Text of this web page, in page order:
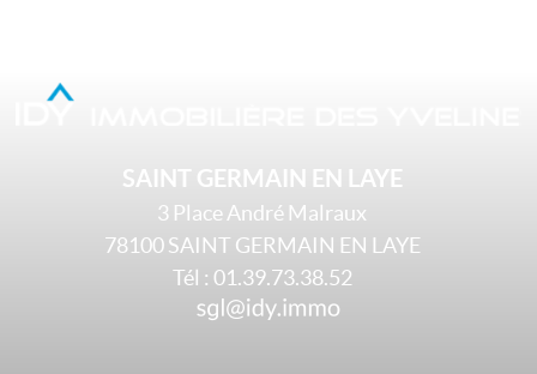
SAINT GERMAIN EN LAYE
3 Place André Malraux
78100SAINT GERMAIN EN LAYE
Tél : 01.39.73.38.52